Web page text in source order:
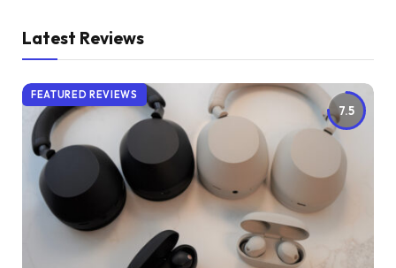
Latest Reviews
7.5
FEATURED REVIEWS